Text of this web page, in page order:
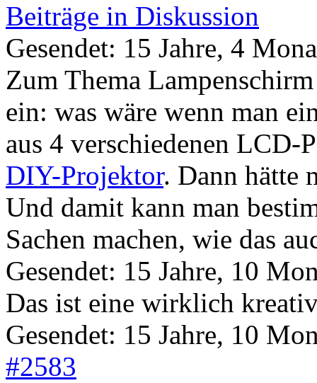
Beiträge in Diskussion
Gesendet: 15 Jahre, 4
Zum Thema
ein: was wäre wenn man
aus 4 verschiedenen LCD-
DIY-Projektor. Dann hätte
Und damit kann man
Sachen machen, wie das
Gesendet: 15 Jahre, 10
Das ist eine wirklich
Gesendet: 15 Jahre, 10
#2583